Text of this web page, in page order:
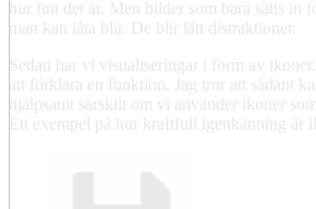
hur fint det är. Men bilder som bara sätts in
man kan låta blir. De blir lätt distraktioner.
Sedan har vi visualiseringar i form av
att förklara en funktion. Jag tror att sådant
hjälpsamt särskilt om vi använder ikoner
Ett exempel på hur kraftfull igenkänning är